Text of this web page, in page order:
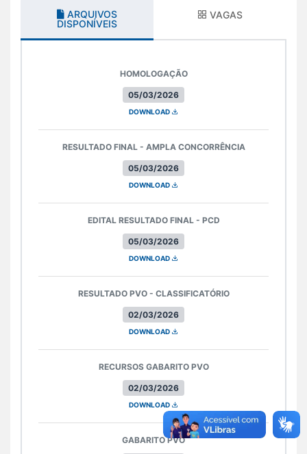
ARQUIVOS
DISPONÍVEIS
VAGAS
05/03/2026
HOMOLOGAÇÃO
DOWNLOAD
05/03/2026
RESULTADO FINAL - AMPLA CONCORRÊNCIA
DOWNLOAD
05/03/2026
EDITAL RESULTADO FINAL - PCD
DOWNLOAD
02/03/2026
RESULTADO PVO - CLASSIFICATÓRIO
DOWNLOAD
02/03/2026
RECURSOS GABARITO PVO
DOWNLOAD
GABARITO PVO